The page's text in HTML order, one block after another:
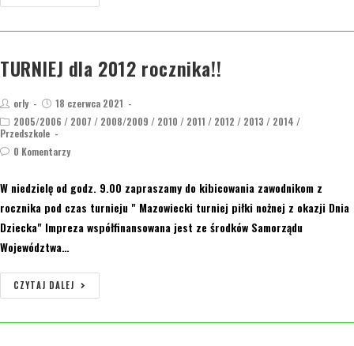
TURNIEJ dla 2012 rocznika!!
orly
18 czerwca 2021
2005/2006 / 2007 / 2008/2009 / 2010 / 2011 / 2012 / 2013 / 2014 /
Przedszkole
0 Komentarzy
W niedzielę od godz. 9.00 zapraszamy do kibicowania zawodnikom z
rocznika pod czas turnieju " Mazowiecki turniej piłki nożnej z okazji Dnia
Dziecka" Impreza współfinansowana jest ze środków Samorządu
Województwa…
CZYTAJ DALEJ